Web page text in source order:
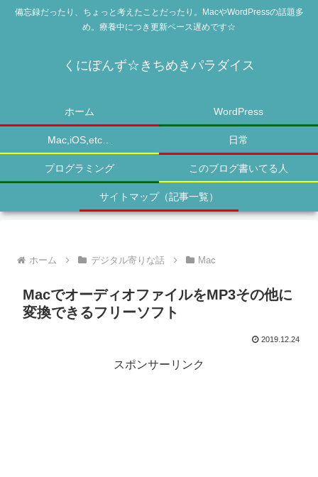
備忘録だったり、ちょっと考えたことだったり。MacやWordPressの話題多
め。療養中につき更新ペース遅めです☆
くにぽんず☆きちめきパラダイス
ホーム WordPress
Mac,iOS,etc… 日常
プログラミング このブログ書いてる人
サイトマップ（記事一覧）
ホーム デジタル寄りな話 Mac
MacでオーディオファイルをMP3その他に
変換できるフリーソフト
2019.12.24
スポンサーリンク